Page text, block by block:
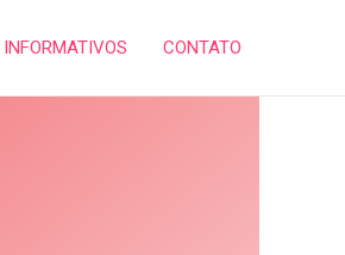
INFORMATIVOS CONTATO